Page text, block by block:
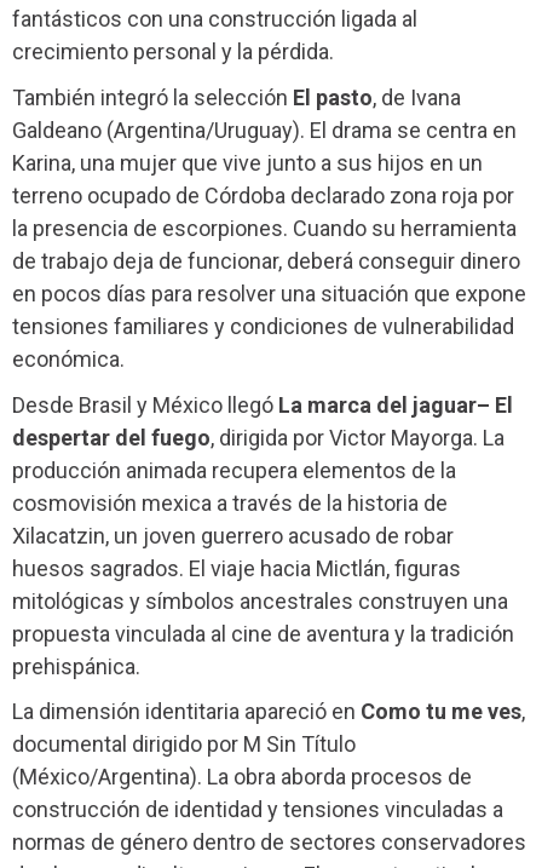
fantásticos con una construcción ligada al
crecimiento personal y la pérdida.
También integró la selección El pasto, de Ivana
Galdeano (Argentina/Uruguay). El drama se centra en
Karina, una mujer que vive junto a sus hijos en un
terreno ocupado de Córdoba declarado zona roja por
la presencia de escorpiones. Cuando su herramienta
de trabajo deja de funcionar, deberá conseguir dinero
en pocos días para resolver una situación que expone
tensiones familiares y condiciones de vulnerabilidad
económica.
Desde Brasil y México llegó La marca del jaguar– El
despertar del fuego, dirigida por Victor Mayorga. La
producción animada recupera elementos de la
cosmovisión mexica a través de la historia de
Xilacatzin, un joven guerrero acusado de robar
huesos sagrados. El viaje hacia Mictlán, figuras
mitológicas y símbolos ancestrales construyen una
propuesta vinculada al cine de aventura y la tradición
prehispánica.
La dimensión identitaria apareció en Como tu me ves,
documental dirigido por M Sin Título
(México/Argentina). La obra aborda procesos de
construcción de identidad y tensiones vinculadas a
normas de género dentro de sectores conservadores